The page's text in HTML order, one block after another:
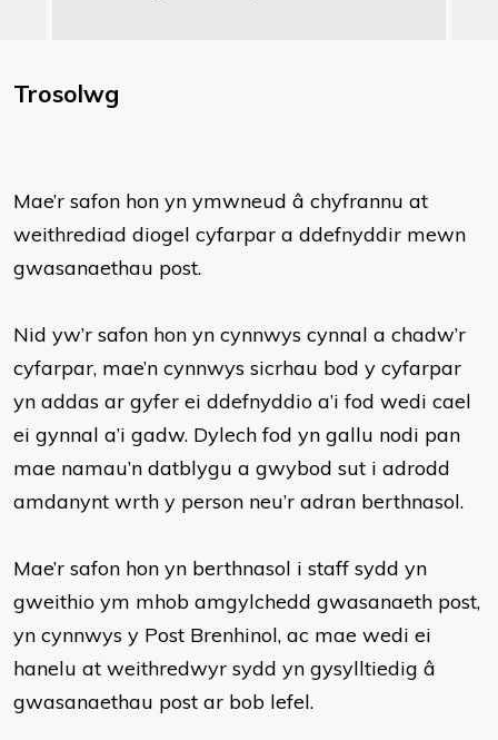
Trosolwg
Mae’r safon hon yn ymwneud â chyfrannu at
weithrediad diogel cyfarpar a ddefnyddir mewn
gwasanaethau post.
Nid yw’r safon hon yn cynnwys cynnal a chadw’r
cyfarpar, mae’n cynnwys sicrhau bod y cyfarpar
yn addas ar gyfer ei ddefnyddio a’i fod wedi cael
ei gynnal a’i gadw. Dylech fod yn gallu nodi pan
mae namau’n datblygu a gwybod sut i adrodd
amdanynt wrth y person neu’r adran berthnasol.
Mae’r safon hon yn berthnasol i staff sydd yn
gweithio ym mhob amgylchedd gwasanaeth post,
yn cynnwys y Post Brenhinol, ac mae wedi ei
hanelu at weithredwyr sydd yn gysylltiedig â
gwasanaethau post ar bob lefel.